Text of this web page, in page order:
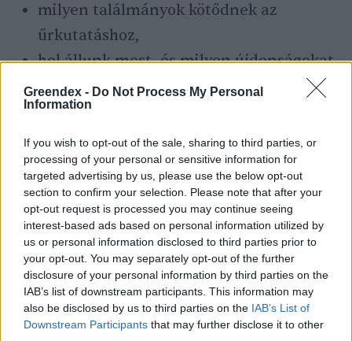
Greendex - Do Not Process My Personal
Information
If you wish to opt-out of the sale, sharing to third parties, or
processing of your personal or sensitive information for
targeted advertising by us, please use the below opt-out
section to confirm your selection. Please note that after your
opt-out request is processed you may continue seeing
interest-based ads based on personal information utilized by
us or personal information disclosed to third parties prior to
your opt-out. You may separately opt-out of the further
disclosure of your personal information by third parties on the
IAB’s list of downstream participants. This information may
also be disclosed by us to third parties on the IAB’s List of
Downstream Participants that may further disclose it to other
milyen találmányok kötődnek az
űrkutatáshoz,
hol állunk most, és milyen újdonságokat
hozhat a közeljövő az űrkutatásban.
Novák Zsombor
A szerző további cikkei